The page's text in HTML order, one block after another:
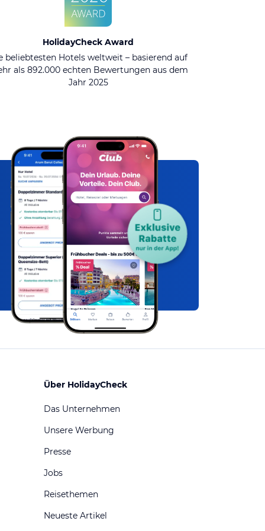
HolidayCheck Award
beliebtesten Hotels weltweit – basierend auf
als 892.000 echten Bewertungen aus dem
Jahr 2025
Über HolidayCheck
Das Unternehmen
Unsere Werbung
Presse
Jobs
Reisethemen
Neueste Artikel